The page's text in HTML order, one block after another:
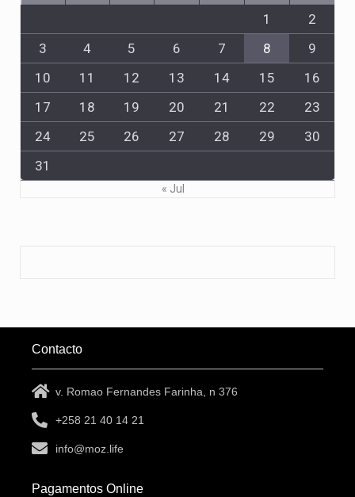
1
2
3
4 5 6 7 8
9
10
11 12 13 14 15
16
17
18 19 20 21 22
23
24
25 26 27 28 29
30
31
« Jul
Contacto
v. Romao Fernandes Farinha, n 376
+258 21 40 14 21
info@moz.life
Pagamentos Online